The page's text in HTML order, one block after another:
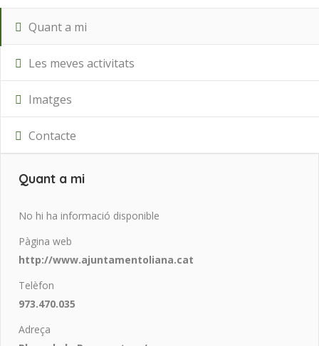
Quant a mi
Les meves activitats
Imatges
Contacte
Quant a mi
No hi ha informació disponible
Pàgina web
http://www.ajuntamentoliana.cat
Telèfon
973.470.035
Adreça